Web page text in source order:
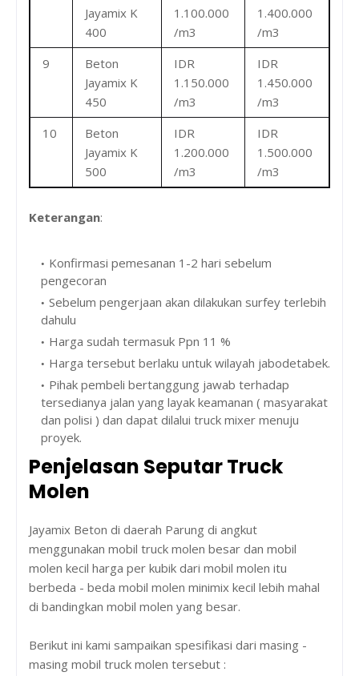
Jayamix K
400
1.100.000
/m3
1.400.000
/m3
9
Beton
Jayamix K
450
IDR
1.150.000
/m3
IDR
1.450.000
/m3
10
Beton
Jayamix K
500
IDR
1.200.000
/m3
IDR
1.500.000
/m3
Keterangan:
Konfirmasi pemesanan 1-2 hari sebelum
pengecoran
Sebelum pengerjaan akan dilakukan surfey terlebih
dahulu
Harga sudah termasuk Ppn 11 %
Harga tersebut berlaku untuk wilayah jabodetabek.
Pihak pembeli bertanggung jawab terhadap
tersedianya jalan yang layak keamanan ( masyarakat
dan polisi ) dan dapat dilalui truck mixer menuju
proyek.
Penjelasan Seputar Truck
Molen
Jayamix Beton di daerah Parung di angkut
menggunakan mobil truck molen besar dan mobil
molen kecil harga per kubik dari mobil molen itu
berbeda - beda mobil molen minimix kecil lebih mahal
di bandingkan mobil molen yang besar.
Berikut ini kami sampaikan spesifikasi dari masing -
masing mobil truck molen tersebut :